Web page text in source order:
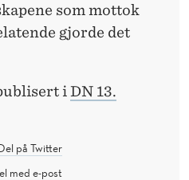
som mottok
gjorde det
i DN 13.
på Twitter
med e-post